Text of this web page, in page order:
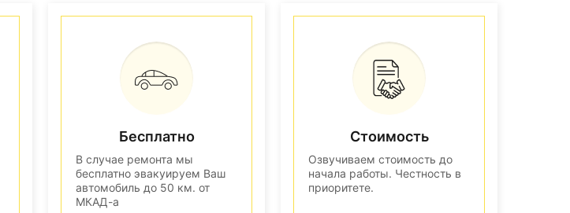
Бесплатно
В случае ремонта мы
бесплатно эвакуируем Ваш
автомобиль до 50 км. от
МКАД-а
Стоимость
Озвучиваем стоимость до
начала работы. Честность в
приоритете.